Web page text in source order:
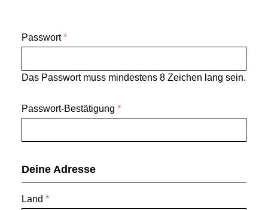
Passwort*
Das Passwort muss mindestens 8 Zeichen lang sein.
Passwort-Bestätigung *
Deine Adresse
Land *